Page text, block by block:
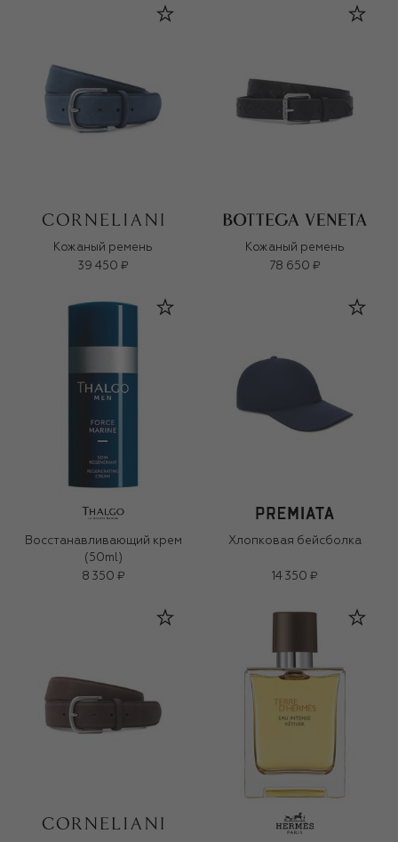
Кожаный ремень
39 450 ₽
Кожаный ремень
78 650 ₽
Восстанавливающий крем
(50ml)
8 350 ₽
Хлопковая бейсболка
14 350 ₽